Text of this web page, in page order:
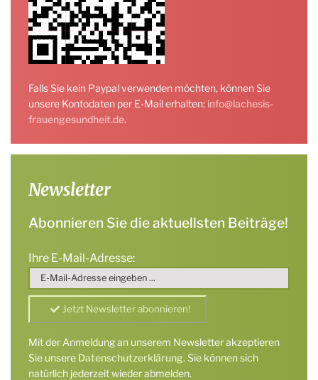
Falls Sie kein Paypal verwenden möchten, können Sie
unsere Kontodaten per E-Mail erhalten: info@lachesis-
frauengesundheit.de.
Newsletter
Abonnieren Sie die aktuellsten Beiträge!
Ihre E-Mail-Adresse:
Mit der Anmeldung an unserem Newsletter akzeptieren
Sie unsere Datenschutzerklärung. Sie können sich
natürlich jederzeit wieder abmelden.